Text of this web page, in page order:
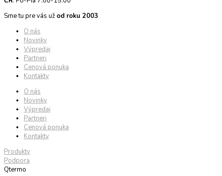
Sme tu pre vás už od roku 2003
O nás
Novinky
Výpredaj
Partneri
Cenová ponuka
Kontakty
O nás
Novinky
Výpredaj
Partneri
Cenová ponuka
Kontakty
Produkty
Podpora
Qtermo